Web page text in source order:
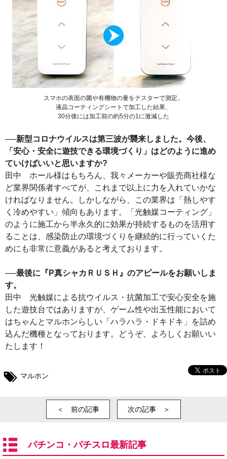
スマホの表面の菌や有機物の量をテスターで測定。
液晶コーティングシートで加工した結果、
30分後には加工前の約5分の1に激減した
──新型コロナウイルスは第三波が襲来しました。今後、
「安心・安全に遊技できる環境づくり」はどのように進め
ていけばいいと思いますか?
田中 ホール様はもちろん、我々メーカーや販売商社様な
ど業界関係者すべてが、これまで以上に力を入れていかな
ければなりません。しかしながら、この業界は「熱しやす
く冷めやすい」傾向もあります。「光触媒コーティング」
のように施工から半永久的に効果が持続するものを活用す
ることは、感染防止の環境づくりを継続的に行っていくた
めにも非常に意義があると考えております。
──最後に『P真シャカＲＵＳＨ』のアピールをお願いしま
す。
田中 光触媒による抗ウイルス・抗菌加工で安心安全を施
した遊技台ではありますが、ゲーム性や出玉性能において
はちゃんとマルホンらしい「ハラハラ・ドキドキ」を詰め
込んだ機種となっております。どうぞ、よろしくお願いい
たします！
マルホン
＜ 前の記事 次の記事 ＞
パチンコ・パチスロ最新記事